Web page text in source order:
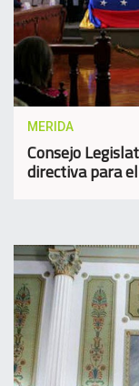
MERIDA
Consejo
directiva para